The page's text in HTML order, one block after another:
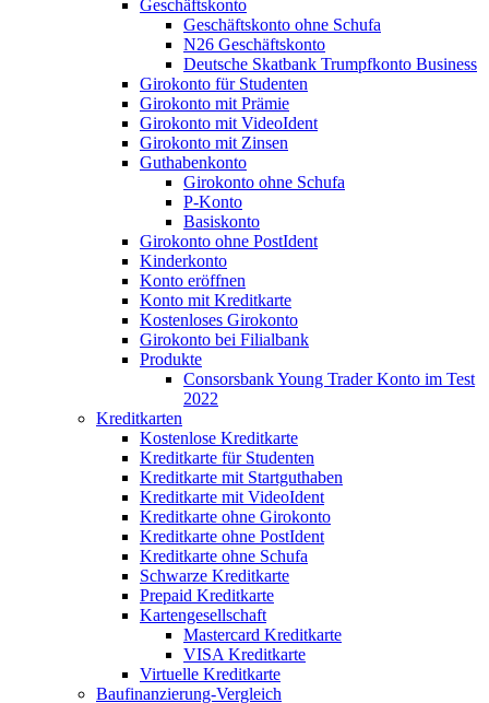
Geschäftskonto
Geschäftskonto ohne Schufa
N26 Geschäftskonto
Deutsche Skatbank Trumpfkonto Business
Girokonto für Studenten
Girokonto mit Prämie
Girokonto mit VideoIdent
Girokonto mit Zinsen
Guthabenkonto
Girokonto ohne Schufa
P-Konto
Basiskonto
Girokonto ohne PostIdent
Kinderkonto
Konto eröffnen
Konto mit Kreditkarte
Kostenloses Girokonto
Girokonto bei Filialbank
Produkte
Consorsbank Young Trader Konto im Test
2022
Kreditkarten
Kostenlose Kreditkarte
Kreditkarte für Studenten
Kreditkarte mit Startguthaben
Kreditkarte mit VideoIdent
Kreditkarte ohne Girokonto
Kreditkarte ohne PostIdent
Kreditkarte ohne Schufa
Schwarze Kreditkarte
Prepaid Kreditkarte
Kartengesellschaft
Mastercard Kreditkarte
VISA Kreditkarte
Virtuelle Kreditkarte
Baufinanzierung-Vergleich